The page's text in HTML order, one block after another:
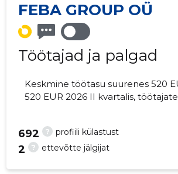
FEBA GROUP OÜ
Töötajad ja palgad
Keskmine töötasu suurenes 520
520 EUR 2026 II kvartalis,
? profiili külastust
692
? ettevõtte jälgijat
2